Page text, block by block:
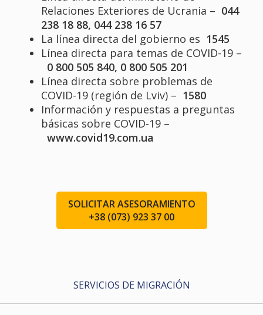
Relaciones Exteriores de Ucrania – 044
238 18 88, 044 238 16 57
La línea directa del gobierno es 1545
Línea directa para temas de COVID-19 –
0 800 505 840, 0 800 505 201
Línea directa sobre problemas de
COVID-19 (región de Lviv) – 1580
Información y respuestas a preguntas
básicas sobre COVID-19 –
www.covid19.com.ua
SOLICITAR ASESORAMIENTO
+38 (073) 923 37 00
SERVICIOS DE MIGRACIÓN